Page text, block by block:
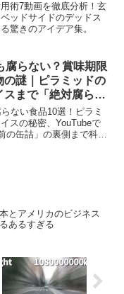
術7動画を徹底分析！玄
ッドサイドのデッドス
驚きのアイデア集。
腐らない？賞味期限
の謎｜ピラミッドの
スまで「絶対腐らな
由とNGの罠
ない食品10選！ピラミ
スの秘密、YouTubeで
の缶詰」の裏側まで科学
とアメリカのビジネス
あるすぎる